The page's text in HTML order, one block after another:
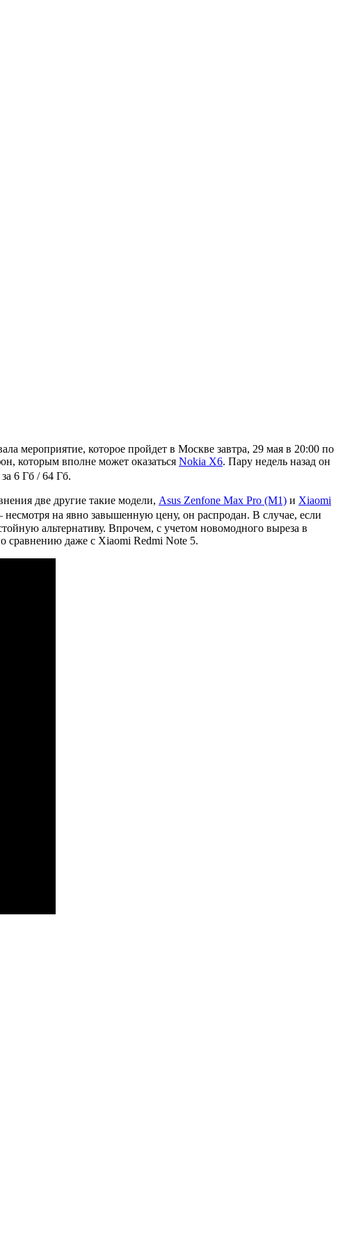
мероприятие, которое пройдет в Москве завтра, 29 мая в 20:00 по
которым вполне может оказаться Nokia X6. Пару недель назад он
6 Гб / 64 Гб.
две другие такие модели, Asus Zenfone Max Pro (M1) и Xiaomi
на явно завышенную цену, он распродан. В случае, если
альтернативу. Впрочем, с учетом новомодного выреза в
сравнению даже с Xiaomi Redmi Note 5.